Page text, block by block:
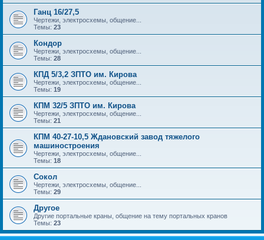
Ганц 16/27,5
Чертежи, электросхемы, общение...
Темы: 23
Кондор
Чертежи, электросхемы, общение...
Темы: 28
КПД 5/3,2 ЗПТО им. Кирова
Чертежи, электросхемы, общение...
Темы: 19
КПМ 32/5 ЗПТО им. Кирова
Чертежи, электросхемы, общение...
Темы: 21
КПМ 40-27-10,5 Ждановский завод тяжелого
машиностроения
Чертежи, электросхемы, общение...
Темы: 18
Сокол
Чертежи, электросхемы, общение...
Темы: 29
Другое
Другие портальные краны, общение на тему портальных кранов
Темы: 23